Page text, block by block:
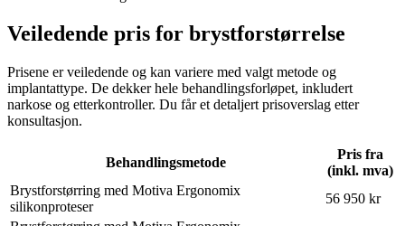
Veiledende pris for brystforstørrelse
Prisene er veiledende og kan variere med valgt metode og
implantattype. De dekker hele behandlingsforløpet, inkludert
narkose og etterkontroller. Du får et detaljert prisoverslag etter
konsultasjon.
Behandlingsmetode
Pris fra
(inkl. mva)
Brystforstørring med Motiva Ergonomix
silikonproteser
56 950 kr